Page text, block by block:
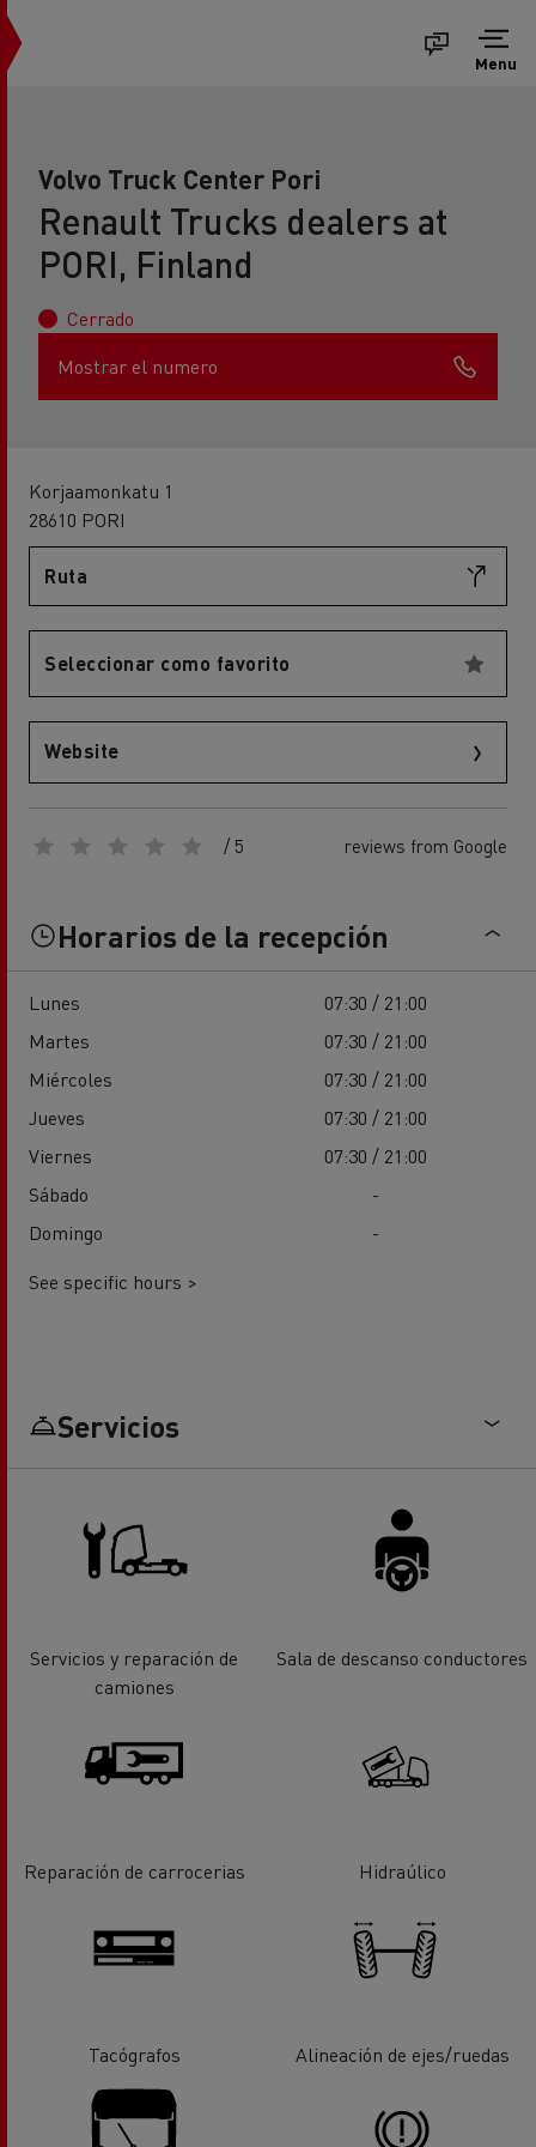
Menu
Volvo Truck Center Pori
Renault Trucks dealers at
PORI, Finland
Cerrado
Mostrar el numero
Korjaamonkatu 1
28610 PORI
Ruta
Seleccionar como favorito
Website
/ 5 reviews from Google
Horarios de la recepción
Lunes
07:30 / 21:00
Martes
07:30 / 21:00
Miércoles
07:30 / 21:00
Jueves
07:30 / 21:00
Viernes
07:30 / 21:00
Sábado
-
Domingo
-
See specific hours >
Servicios
Servicios y reparación de
camiones
Sala de descanso conductores
Reparación de carrocerias Hidraúlico
Tacógrafos Alineación de ejes/ruedas